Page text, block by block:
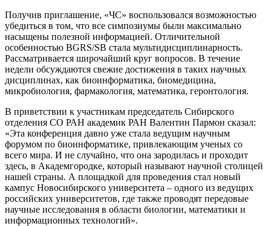
Получив приглашение, «ЧС» воспользовался возможностью
убедиться в том, что все симпозиумы были максимально
насыщены полезной информацией. Отличительной
особенностью BGRS/SB стала мультидисциплинарность.
Рассматривается широчайший круг вопросов. В течение
недели обсуждаются свежие достижения в таких научных
дисциплинах, как биоинформатика, биомедицина,
микробиология, фармакология, математика, геронтология.
В приветствии к участникам председатель Сибирского
отделения СО РАН академик РАН Валентин Пармон сказал:
«Эта конференция давно уже стала ведущим научным
форумом по биоинформатике, привлекающим ученых со
всего мира. И не случайно, что она зародилась и проходит
здесь, в Академгородке, который называют научной столицей
нашей страны. А площадкой для проведения стал новый
кампус Новосибирского университета – одного из ведущих
российских университетов, где также проводят передовые
научные исследования в области биологии, математики и
информационных технологий».